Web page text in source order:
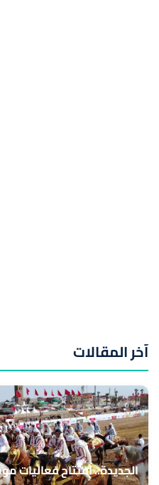
آخر المقالات
الجديدة.. افتتاح فعاليات